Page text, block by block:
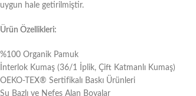
uygun hale getirilmiştir.
Ürün Özellikleri:
%100 Organik Pamuk
İnterlok Kumaş (36/1 İplik, Çift Katmanlı Kumaş)
OEKO-TEX® Sertifikalı Baskı Ürünleri
Su Bazlı ve Nefes Alan Boyalar